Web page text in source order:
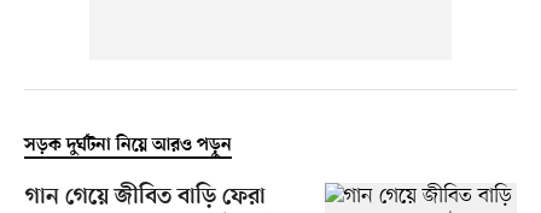
সড়ক দুর্ঘটনা নিয়ে আরও পড়ুন
গান গেয়ে জীবিত বাড়ি ফেরা